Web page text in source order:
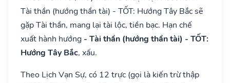
Tài thần (hướng thần tài) - TỐT: Hướng Tây Bắc sẽ
gặp Tài thần, mang lại tài lộc, tiền bạc. Hạn chế
xuất hành hướng - Tài thần (hướng thần tài) - TỐT:
Hướng Tây Bắc, xấu.
Theo Lịch Vạn Sự, có 12 trực (gọi là kiến trừ thập